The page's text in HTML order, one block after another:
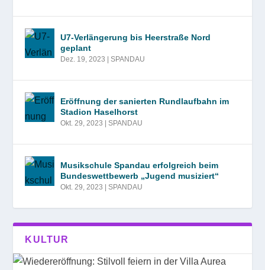
U7-Verlängerung bis Heerstraße Nord
geplant
Dez. 19, 2023 |SPANDAU
Eröffnung der sanierten Rundlaufbahn im
Stadion Haselhorst
Okt. 29, 2023 |SPANDAU
Musikschule Spandau erfolgreich beim
Bundeswettbewerb „Jugend musiziert“
Okt. 29, 2023 |SPANDAU
KULTUR